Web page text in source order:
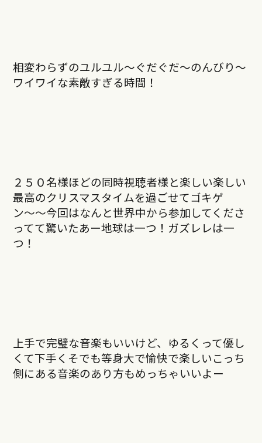
相変わらずのユルユル〜ぐだぐだ〜のんびり〜
ワイワイな素敵すぎる時間！
２５０名様ほどの同時視聴者様と楽しい楽しい
最高のクリスマスタイムを過ごせてゴキゲ
ン〜〜今回はなんと世界中から参加してくださ
ってて驚いたあー地球は一つ！ガズレレは一
つ！
上手で完璧な音楽もいいけど、ゆるくって優し
くて下手くそでも等身大で愉快で楽しいこっち
側にある音楽のあり方もめっちゃいいよー